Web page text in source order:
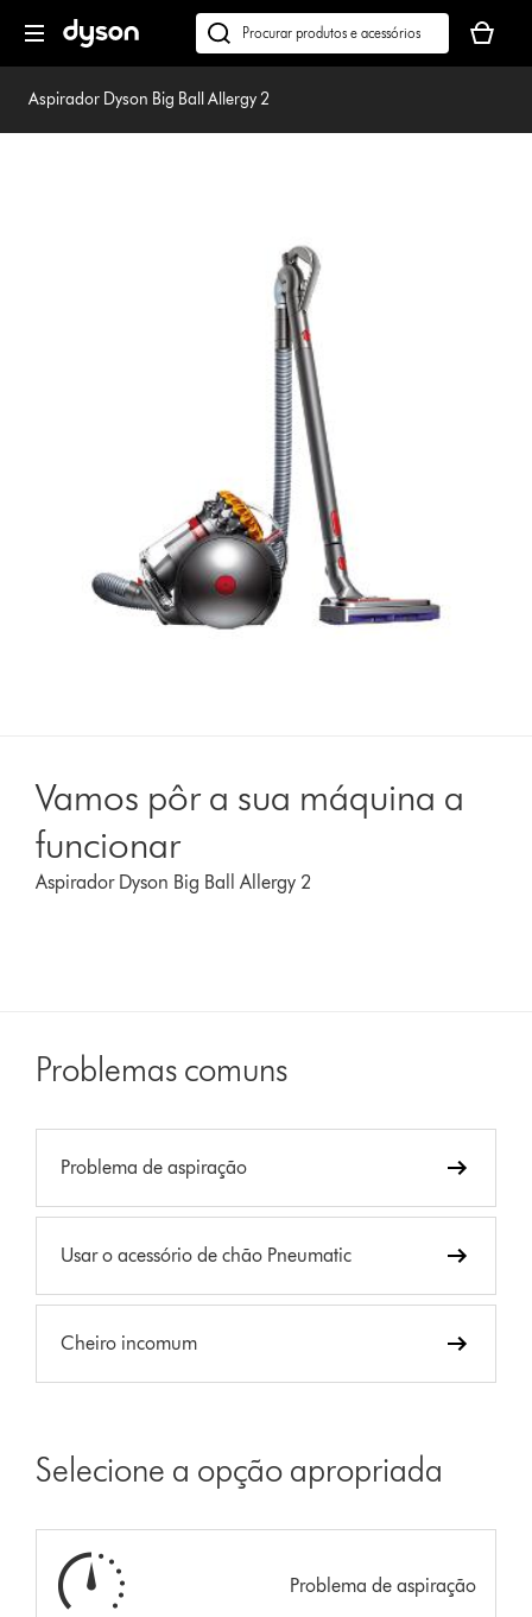
seguinte
Pesquisar
em
dyson.pt
seu
cesto
Aspirador Dyson Big Ball Allergy 2
Vamos pôr a sua máquina a
funcionar
Aspirador Dyson Big Ball Allergy 2
Problemas comuns
Problema de aspiração
Usar o acessório de chão Pneumatic
Cheiro incomum
Selecione a opção apropriada
Problema de aspiração